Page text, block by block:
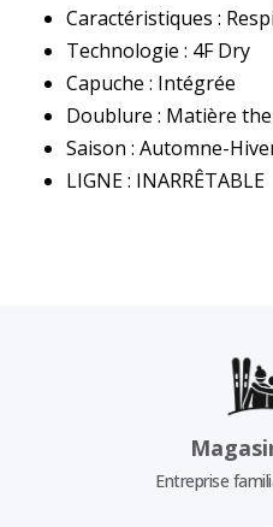
Caractéristiques :
Technologie : 4F Dry
Capuche : Intégrée
Doublure : Matière
Saison : Automne-
LIGNE : INARRÊTABLE
Entreprise